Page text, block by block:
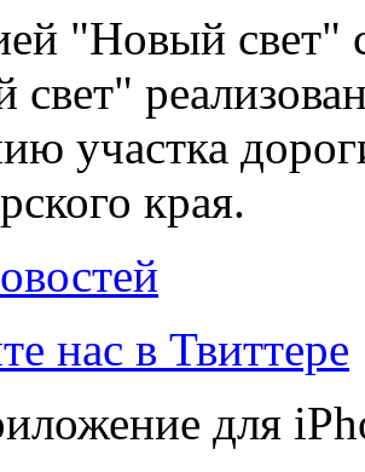
"Новый свет"
свет"
участка
края.
нас в Твиттере
для